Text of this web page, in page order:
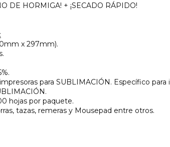
DE HORMIGA! + ¡SECADO RÁPIDO!
x 297mm).
para SUBLIMACIÓN. Específico para
hojas por paquete.
tazas, remeras y Mousepad entre otros.